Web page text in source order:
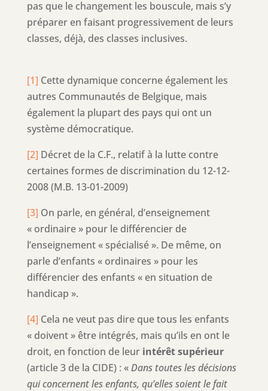
pas que le changement les bouscule, mais s’y
préparer en faisant progressivement de leurs
classes, déjà, des classes inclusives.
[1] Cette dynamique concerne également les
autres Communautés de Belgique, mais
également la plupart des pays qui ont un
système démocratique.
[2] Décret de la C.F., relatif à la lutte contre
certaines formes de discrimination du 12-12-
2008 (M.B. 13-01-2009)
[3] On parle, en général, d’enseignement
« ordinaire » pour le différencier de
l’enseignement « spécialisé ». De même, on
parle d’enfants « ordinaires » pour les
différencier des enfants « en situation de
handicap ».
[4] Cela ne veut pas dire que tous les enfants
« doivent » être intégrés, mais qu’ils en ont le
droit, en fonction de leur intérêt supérieur
(article 3 de la CIDE) : «Dans toutes les décisions
qui concernent les enfants, qu’elles soient le fait